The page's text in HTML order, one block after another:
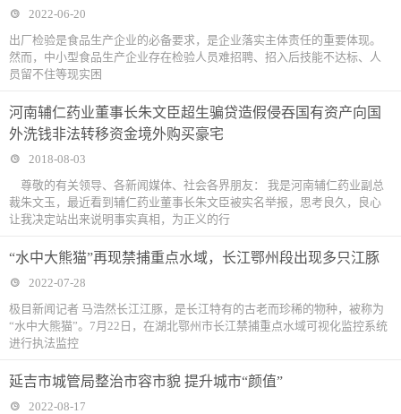
2022-06-20
出厂检验是食品生产企业的必备要求，是企业落实主体责任的重要体现。
然而，中小型食品生产企业存在检验人员难招聘、招入后技能不达标、人
员留不住等现实困
河南辅仁药业董事长朱文臣超生骗贷造假侵吞国有资产向国
外洗钱非法转移资金境外购买豪宅
2018-08-03
尊敬的有关领导、各新闻媒体、社会各界朋友： 我是河南辅仁药业副总
裁朱文玉，最近看到辅仁药业董事长朱文臣被实名举报，思考良久，良心
让我决定站出来说明事实真相，为正义的行
“水中大熊猫”再现禁捕重点水域，长江鄂州段出现多只江豚
2022-07-28
极目新闻记者 马浩然长江江豚，是长江特有的古老而珍稀的物种，被称为
“水中大熊猫”。7月22日，在湖北鄂州市长江禁捕重点水域可视化监控系统
进行执法监控
延吉市城管局整治市容市貌 提升城市“颜值”
2022-08-17